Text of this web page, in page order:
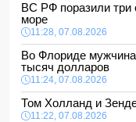
ВС РФ поразили три
море
11:28, 07.08.2026
Во Флориде
тысяч долларов
11:24, 07.08.2026
Том Холланд и
11:22, 07.08.2026